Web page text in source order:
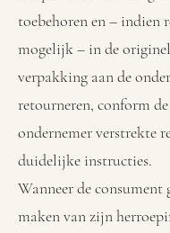
toebehoren en – indien
mogelijk – in de
verpakking aan de
retourneren, conform
ondernemer verstrekte
duidelijke instructies.
Wanneer de consument
maken van zijn